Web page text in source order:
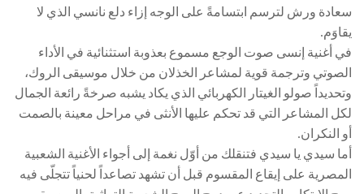
سعادة ورش لترسم ابتسامةً على الوجه إزاء دلع نانسي الذي لا
يقاوَم.
في أغنية إنسى صوت الوجع مسموع بعذوبة استثنائية في الأداء
الصوتي وترجمة قوية لمشاعر الخذلان من خلال موسيقى الروك،
وتحديداً صولو الغيتار الكهربائي الذي يكاد يشبه صرخةً رائعة الجمال
لكل المشاعر التي قد تحكم عليها الأنثى في مراحل معينة بالصمت
أو النكران.
أما سيدي يا سيدي فتنقلك من أوّل نغمة إلى أجواء الأغنية الشعبية
المصرية على إيقاع المقسوم قبل أن تشهد تصاعداً لحنياً تتجلّى فيه